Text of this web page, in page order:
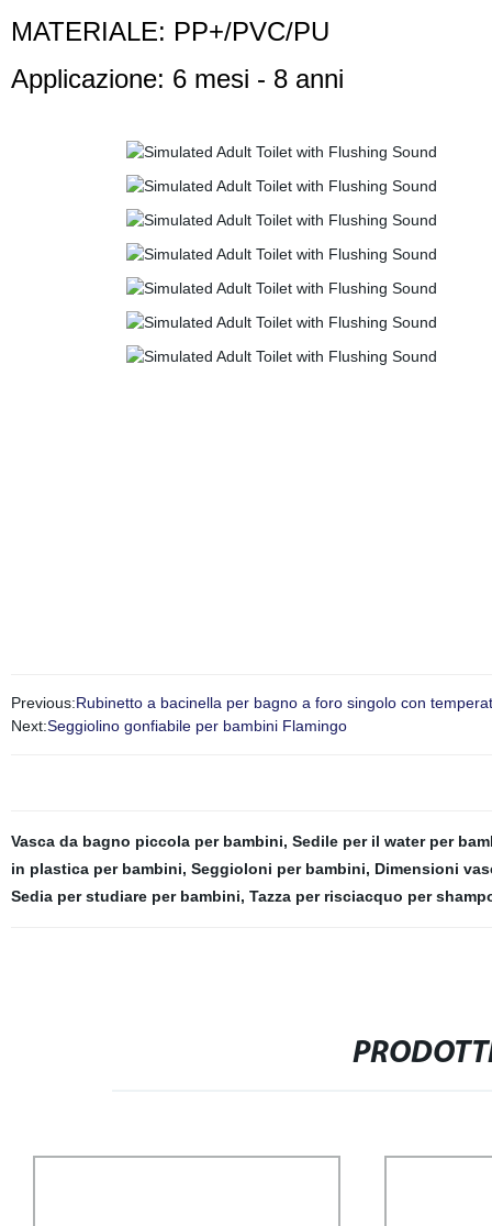
MATERIALE: PP+/PVC/PU
Applicazione: 6 mesi - 8 anni
Previous:Rubinetto a bacinella per bagno a foro singolo con
Next:Seggiolino gonfiabile per bambini Flamingo
Vasca da bagno piccola per bambini, Sedile per il water per
in plastica per bambini, Seggioloni per bambini, Dimensioni
Sedia per studiare per bambini, Tazza per risciacquo per